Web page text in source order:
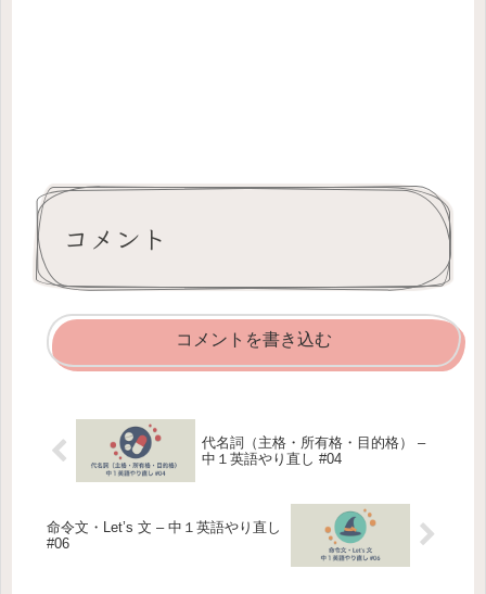
コメント
コメントを書き込む
代名詞（主格・所有格・目的格） –
中１英語やり直し #04
命令文・Let’s 文 – 中１英語やり直し
#06